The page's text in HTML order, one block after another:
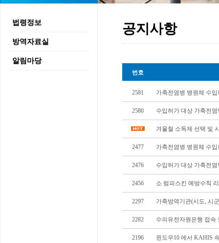
법령정보
방역자료실
알림마당
공지사항
번호
2581 가축전염병 병원체 수
2580 수입허가 대상 가축전
겨울철 소독제 선택 및
2477 가축전염병 병원체 수
2476 수입허가 대상 가축전
2456 소 럼피스킨 예방수칙
2297 가축방역기관(시도, 시
2282 수의유전자원은행 접속
2196 윈도우10 에서 KAHIS